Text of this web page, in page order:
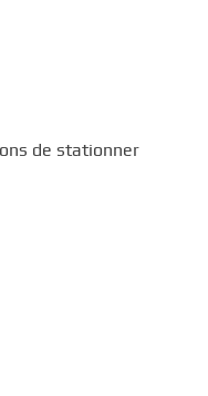
de stationner